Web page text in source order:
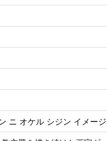
ニ オケル シジン イメー